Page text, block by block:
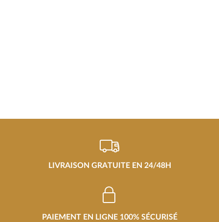
LIVRAISON GRATUITE EN 24/48H
PAIEMENT EN LIGNE 100% SÉCURISÉ